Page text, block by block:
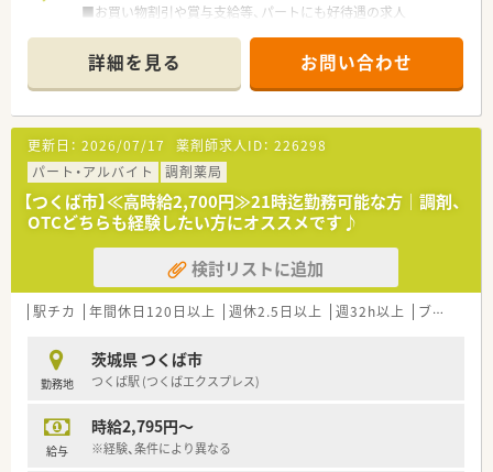
■お買い物割引や賞与支給等、パートにも好待遇の求人
です
詳細を見る お問い合わせ
更新日： 2026/07/17 薬剤師求人ID： 226298
パート・アルバイト
調剤薬局
【つくば市】≪高時給2,700円≫21時迄勤務可能な方｜調剤、
OTCどちらも経験したい方にオススメです♪
検討リストに追加
駅チカ 年間休日120日以上 週休2.5日以上 週32h以上 ブランク可
勤務地
茨城県 つくば市
つくば駅 (つくばエクスプレス)
給与
時給2,795円～
※経験、条件により異なる